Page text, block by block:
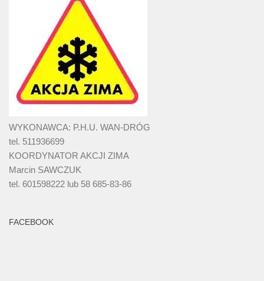
WYKONAWCA: P.H.U. WAN-DRÓG
tel. 511936699
KOORDYNATOR AKCJI ZIMA
Marcin SAWCZUK
tel. 601598222 lub 58 685-83-86
FACEBOOK